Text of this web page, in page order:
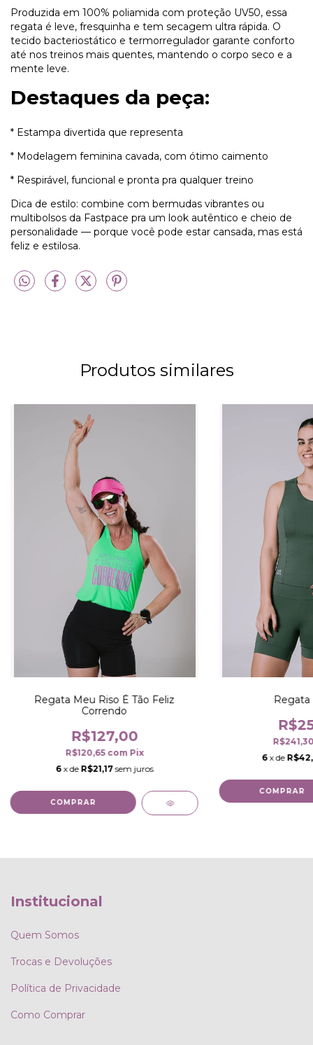
Produzida em 100% poliamida com proteção UV50, essa
regata é leve, fresquinha e tem secagem ultra rápida. O
tecido bacteriostático e termorregulador garante conforto
até nos treinos mais quentes, mantendo o corpo seco e a
mente leve.
Destaques da peça:
* Estampa divertida que representa
* Modelagem feminina cavada, com ótimo caimento
* Respirável, funcional e pronta pra qualquer treino
Dica de estilo: combine com bermudas vibrantes ou
multibolsos da Fastpace pra um look autêntico e cheio de
personalidade — porque você pode estar cansada, mas está
feliz e estilosa.
Produtos similares
Regata Meu Riso É Tão Feliz
Correndo
R$127,00
R$120,65 com Pix
6 x de R$21,17 sem juros
COMPRAR
Regata
6 x de
COMPRAR
Institucional
Quem Somos
Trocas e Devoluções
Política de Privacidade
Como Comprar